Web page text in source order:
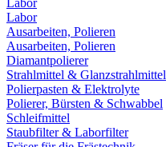
Labor
Labor
Ausarbeiten, Polieren
Ausarbeiten, Polieren
Diamantpolierer
Strahlmittel & Glanzstrahlmittel
Polierpasten & Elektrolyte
Polierer, Bürsten & Schwabbel
Schleifmittel
Staubfilter & Laborfilter